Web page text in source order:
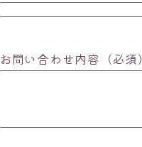
お問い合わせ内容（必須）